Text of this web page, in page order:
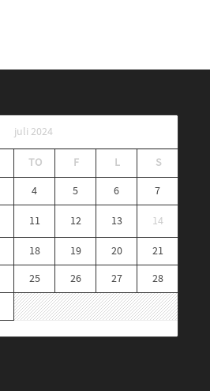
juli 2024
TO F L
S
4 5 6 7
11 12 13 14
18 19 20
21
25 26 27
28